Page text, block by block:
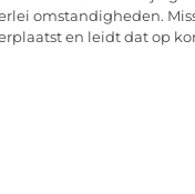
omstandigheden.
en leidt dat op